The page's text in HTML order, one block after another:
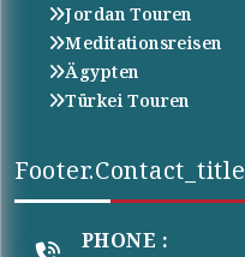
Jordan Touren
Meditationsreisen
Ägypten
Türkei Touren
Footer.contact_title
PHONE :